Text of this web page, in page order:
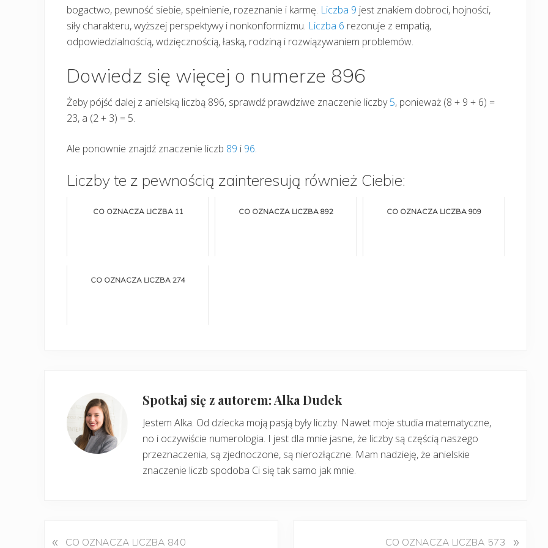
bogactwo, pewność siebie, spełnienie, rozeznanie i karmę. Liczba 9 jest znakiem dobroci, hojności,
siły charakteru, wyższej perspektywy i nonkonformizmu. Liczba 6 rezonuje z empatią,
odpowiedzialnością, wdzięcznością, łaską, rodziną i rozwiązywaniem problemów.
Dowiedz się więcej o numerze 896
Żeby pójść dalej z anielską liczbą 896, sprawdź prawdziwe znaczenie liczby5, ponieważ (8 + 9 + 6) =
23, a (2 + 3) = 5.
Ale ponownie znajdź znaczenie liczb 89 i 96.
Liczby te z pewnością zainteresują również Ciebie:
CO OZNACZA LICZBA 11 CO OZNACZA LICZBA 892 CO OZNACZA LICZBA 909
CO OZNACZA LICZBA 274
Spotkaj się z autorem: Alka Dudek
Jestem Alka. Od dziecka moją pasją były liczby. Nawet moje studia matematyczne,
no i oczywiście numerologia. I jest dla mnie jasne, że liczby są częścią naszego
przeznaczenia, są zjednoczone, są nierozłączne. Mam nadzieję, że anielskie
znaczenie liczb spodoba Ci się tak samo jak mnie.
P
« CO OZNACZA LICZBA 840 CO OZNACZA LICZBA 573 »